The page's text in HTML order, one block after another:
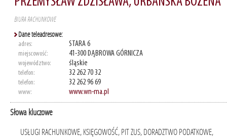
BIURA RACHUNKOWE
Dane teleadresowe:
adres: STARA 6
miejscowość: 41-300 DĄBROWA GÓRNICZA
województwo: śląskie
telefon: 32 262 70 32
telefon: 32 262 96 69
www: www.wn-ma.pl
Słowa kluczowe
USŁUGI RACHUNKOWE, KSIĘGOWOŚĆ, PIT ZUS, DORADZTWO PODATKOWE,